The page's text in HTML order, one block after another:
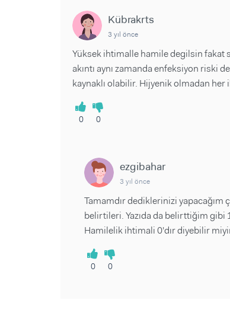
Kübrakrts
3 yıl önce
Yüksek ihtimalle hamile degilsin fakat
akıntı aynı zamanda enfeksiyon riski
kaynaklı olabilir. Hijyenik olmadan her
0 0
ezgibahar
3 yıl önce
Tamamdır dediklerinizi yapacağım
belirtileri. Yazıda da belirttiğim gibi
Hamilelik ihtimali 0'dır diyebilir
0 0